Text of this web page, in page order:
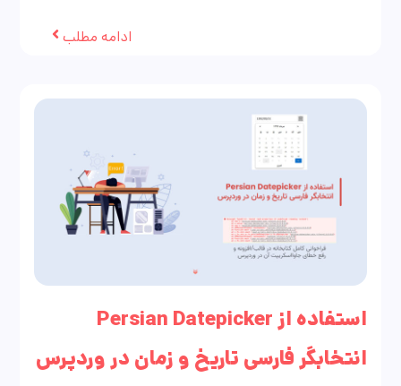
ادامه مطلب
استفاده از Persian Datepicker
انتخابگر فارسی تاریخ و زمان در وردپرس